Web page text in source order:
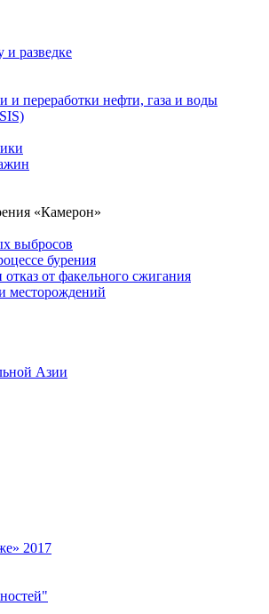
разведке
и переработки нефти, газа и воды
«Камерон»
выбросов
бурения
от факельного сжигания
месторождений
Азии
2017